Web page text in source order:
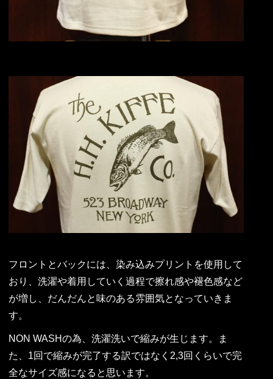
フロントとバックには、染み込みプリントを使用して
おり、洗濯や着用していく過程で擦れ感や褪色感など
が増し、だんだんと味のある雰囲気となっていきま
す。
NON WASHの為、洗濯洗いで縮みが生じます。ま
た、1回で縮みが完了する訳ではなく2,3回くらいで完
全なサイズ感になると思います。